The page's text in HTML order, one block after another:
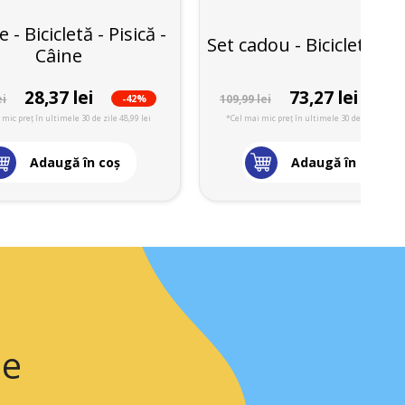
- Bicicletă - Pisică -
Câine
28,37 lei -42%
preț în ultimele 30 de zile 48,99 lei
Adaugă în coş
Set cadou - Bicicletă -
109,99 lei 73,27 lei
*Cel mai mic preț în ultimele 30 de zile
Adaugă în coş